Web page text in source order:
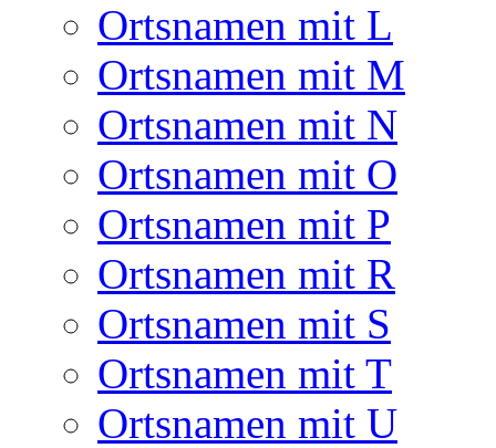
Ortsnamen mit L
Ortsnamen mit M
Ortsnamen mit N
Ortsnamen mit O
Ortsnamen mit P
Ortsnamen mit R
Ortsnamen mit S
Ortsnamen mit T
Ortsnamen mit U